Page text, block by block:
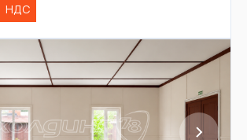
НДС